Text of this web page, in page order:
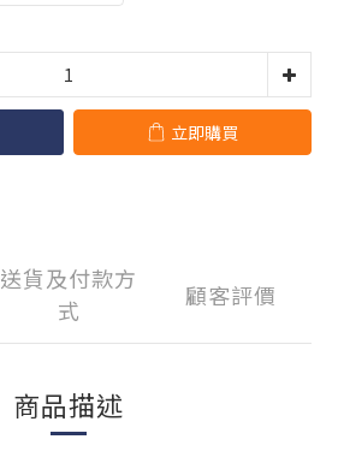
立即購買
送貨及付款方
式
顧客評價
商品描述